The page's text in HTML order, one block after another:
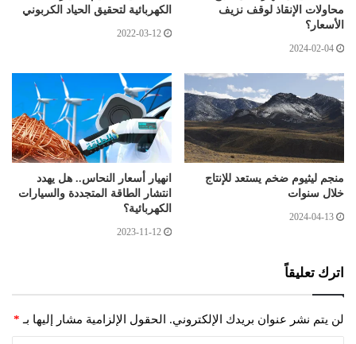
محاولات الإنقاذ لوقف نزيف
الأسعار؟
2024-02-04
الكهربائية لتحقيق الحياد الكربوني
2022-03-12
منجم ليثيوم ضخم يستعد للإنتاج
خلال سنوات
2024-04-13
انهيار أسعار النحاس.. هل يهدد
انتشار الطاقة المتجددة والسيارات
الكهربائية؟
2023-11-12
اترك تعليقاً
لن يتم نشر عنوان بريدك الإلكتروني. الحقول الإلزامية مشار إليها بـ *